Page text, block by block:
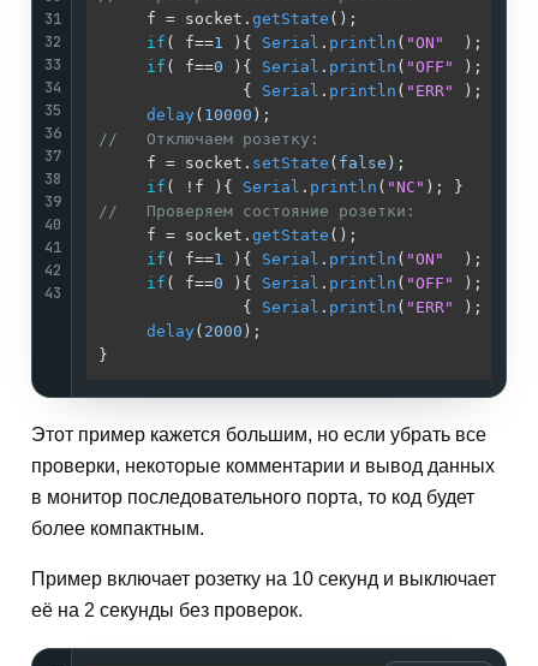
31
32
33
34
35
36
37
38
39
40
41
42
43
     f = socket.
getState ();
if ( f==1 ){ Serial . println ( "ON"
  ); }
if ( f==0 ){ Serial . println ( "OFF" ); }
               {
Serial . println ( "ERR" ); }
delay( 10000 );
//   Отключаем розетку:
     f = socket.
setState ( false );
if ( !f ){ Serial . println ( "NC" ); }
//   Проверяем состояние розетки:
     f = socket.
getState ();
if ( f==1 ){ Serial . println ( "ON"
  ); }
if ( f==0 ){ Serial . println ( "OFF" ); }
               {
Serial . println ( "ERR" ); }
delay( 2000 );
}
Этот пример кажется большим, но если убрать все
проверки, некоторые комментарии и вывод данных
в монитор последовательного порта, то код будет
более компактным.
Пример включает розетку на 10 секунд и выключает
её на 2 секунды без проверок.